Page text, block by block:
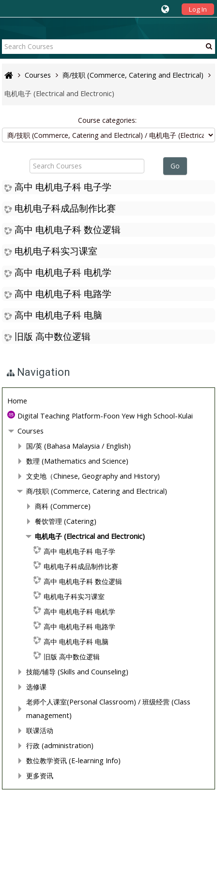
Log In
Courses
商/技职 (Commerce, Catering and Electrical)
电机电子 (Electrical and Electronic)
Course categories:
Courses
Go
高中 电机电子科 电子学
电机电子科成品制作比赛
高中 电机电子科 数位逻辑
电机电子科实习课室
高中 电机电子科 电机学
高中 电机电子科 电路学
高中 电机电子科 电脑
旧版 高中数位逻辑
Navigation
Home
Digital Teaching Platform-Foon Yew High School-Kulai
Courses
国/英 (Bahasa Malaysia / English)
数理 (Mathematics and Science)
文史地（Chinese, Geography and History)
商/技职 (Commerce, Catering and Electrical)
商科 (Commerce)
餐饮管理 (Catering)
电机电子 (Electrical and Electronic)
高中 电机电子科 电子学
电机电子科成品制作比赛
高中 电机电子科 数位逻辑
电机电子科实习课室
高中 电机电子科 电机学
高中 电机电子科 电路学
高中 电机电子科 电脑
旧版 高中数位逻辑
技能/辅导 (Skills and Counseling)
选修课
老师个人课室(Personal Classroom) / 班级经营 (Class
management)
联课活动
行政 (administration)
数位教学资讯 (E-learning Info)
更多资讯